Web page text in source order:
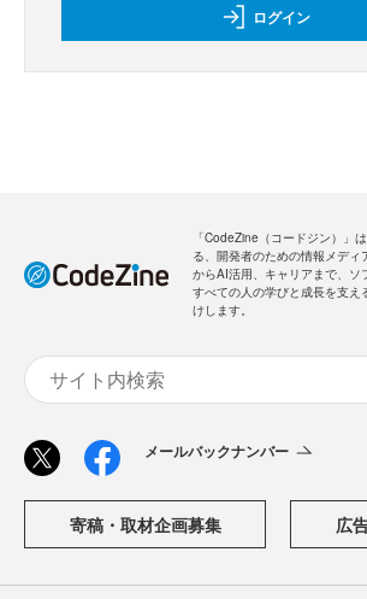
ログイン
「CodeZine（コードジン）」
る、開発者のための情報メディ
からAI活用、キャリアまで、ソ
すべての人の学びと成長を支え
けします。
メールバックナンバー
寄稿・取材企画募集 広